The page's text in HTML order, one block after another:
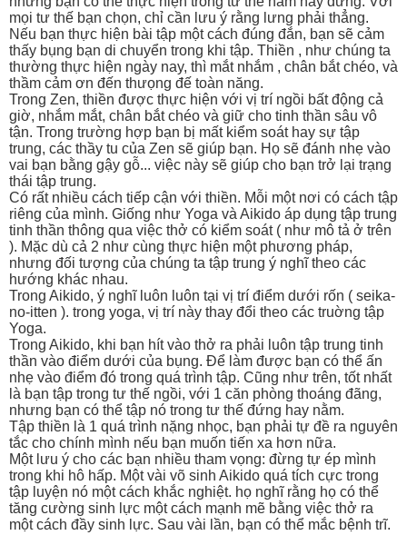
mọi tư thế bạn chọn, chỉ cần lưu ý rằng lưng phải thẳng.
Nếu bạn thực hiện bài tập một cách đúng đắn, bạn sẽ cảm
thấy bụng bạn di chuyển trong khi tập. Thiền , như chúng ta
thường thực hiện ngày nay, thì mắt nhắm , chân bắt chéo, và
thầm cảm ơn đến thưọng đế toàn năng.
Trong Zen, thiền được thực hiện với vị trí ngồi bất động cả
giờ, nhắm mắt, chân bắt chéo và giữ cho tinh thần sâu vô
tận. Trong trường hợp bạn bị mất kiểm soát hay sự tập
trung, các thầy tu của Zen sẽ giúp bạn. Họ sẽ đánh nhẹ vào
vai bạn bằng gậy gỗ... việc này sẽ giúp cho bạn trở lại trạng
thái tập trung.
Có rất nhiều cách tiếp cận với thiền. Mỗi một nơi có cách tập
riêng của mình. Giống như Yoga và Aikido áp dụng tập trung
tinh thần thông qua việc thở có kiểm soát ( như mô tả ở trên
). Mặc dù cả 2 như cùng thực hiện một phương pháp,
nhưng đối tượng của chúng ta tập trung ý nghĩ theo các
hướng khác nhau.
Trong Aikido, ý nghĩ luôn luôn tại vị trí điểm dưới rốn ( seika-
no-itten ). trong yoga, vị trí này thay đổi theo các truờng tập
Yoga.
Trong Aikido, khi bạn hít vào thở ra phải luôn tập trung tinh
thần vào điểm dưới của bụng. Để làm được bạn có thể ấn
nhẹ vào điểm đó trong quá trình tập. Cũng như trên, tốt nhất
là bạn tập trong tư thế ngồi, với 1 căn phòng thoáng đãng,
nhưng bạn có thể tập nó trong tư thế đứng hay nằm.
Tập thiền là 1 quá trình nặng nhọc, bạn phải tự đề ra nguyên
tắc cho chính mình nếu bạn muốn tiến xa hơn nữa.
Một lưu ý cho các bạn nhiều tham vọng: đừng tự ép mình
trong khi hô hấp. Một vài võ sinh Aikido quá tích cực trong
tập luyện nó một cách khắc nghiệt. họ nghĩ rằng họ có thể
tăng cường sinh lực một cách mạnh mẽ bằng việc thở ra
một cách đầy sinh lực. Sau vài lần, bạn có thể mắc bệnh trĩ.